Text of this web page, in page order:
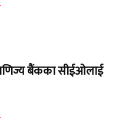
वाणिज्य बैंकका सीईओलाई